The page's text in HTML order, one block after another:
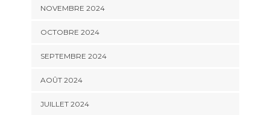
NOVEMBRE 2024
OCTOBRE 2024
SEPTEMBRE 2024
AOÛT 2024
JUILLET 2024